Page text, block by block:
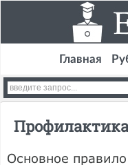
Главная
Основное